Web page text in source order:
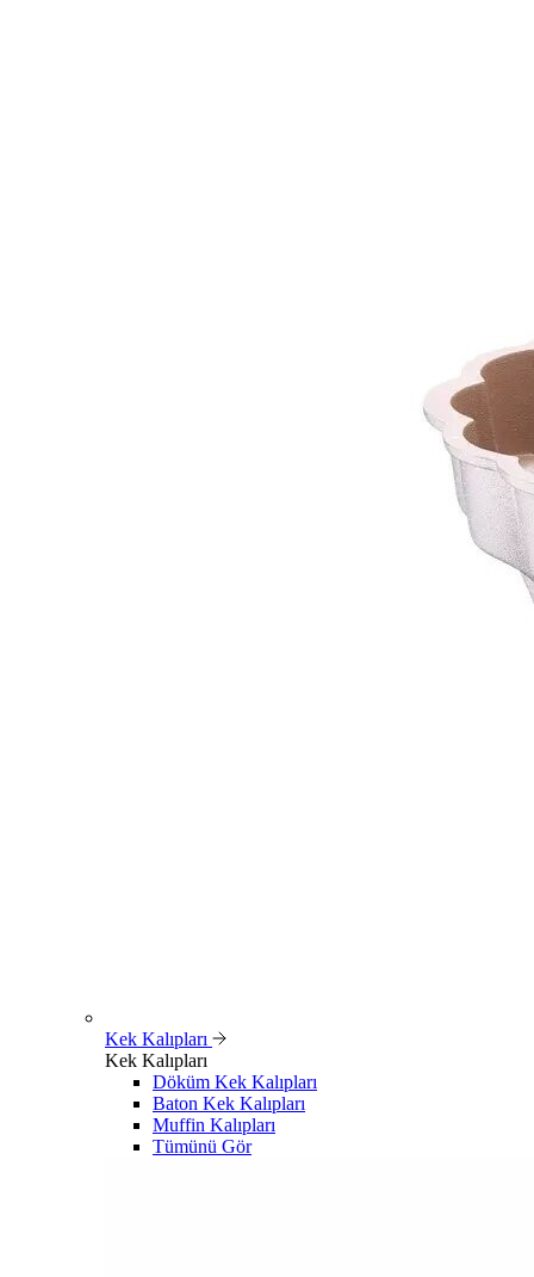
Kek Kalıpları
Kek Kalıpları
Döküm Kek Kalıpları
Baton Kek Kalıpları
Muffin Kalıpları
Tümünü Gör